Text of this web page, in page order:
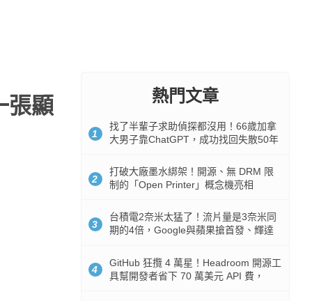
張顯
熱門文章
1
找了半輩子求助偵探都沒用！66歲加拿
大男子靠ChatGPT，成功找回失散50年
2
打破大廠墨水綁架！開源、無 DRM 限
制的「Open Printer」概念機亮相
3
台積電2奈米太猛了！流片量是3奈米同
期的4倍，Google與蘋果搶首發、輝達
4
GitHub 狂攬 4 萬星！Headroom 開源工
具幫開發者省下 70 萬美元 API 費，